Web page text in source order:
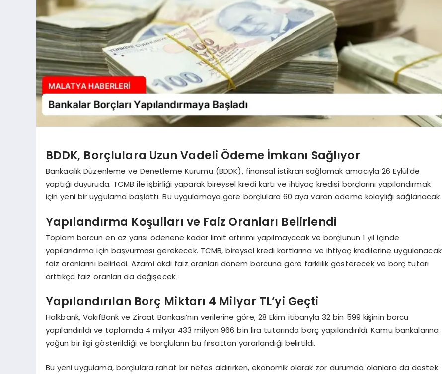
BDDK, Borçlulara Uzun Vadeli Ödeme İmkanı Sağlıyor
Bankacılık Düzenleme ve Denetleme Kurumu (BDDK), finansal istikrarı sağlamak amacıyla 26 Eylül’de
yaptığı duyuruda, TCMB ile işbirliği yaparak bireysel kredi kartı ve ihtiyaç kredisi borçlarını yapılandırmak
için yeni bir uygulama başlattı. Bu uygulamaya göre borçlulara 60 aya varan ödeme kolaylığı sağlanacak.
Yapılandırma Koşulları ve Faiz Oranları Belirlendi
Toplam borcun en az yarısı ödenene kadar limit artırımı yapılmayacak ve borçlunun 1 yıl içinde
yapılandırma için başvurması gerekecek. TCMB, bireysel kredi kartlarına ve ihtiyaç kredilerine uygulanacak
faiz oranlarını belirledi. Azami akdi faiz oranları dönem borcuna göre farklılık gösterecek ve borç tutarı
arttıkça faiz oranları da değişecek.
Yapılandırılan Borç Miktarı 4 Milyar TL’yi Geçti
Halkbank, VakıfBank ve Ziraat Bankası’nın verilerine göre, 28 Ekim itibarıyla 32 bin 599 kişinin borcu
yapılandırıldı ve toplamda 4 milyar 433 milyon 966 bin lira tutarında borç yapılandırıldı. Kamu bankalarına
yoğun bir ilgi gösterildiği ve borçluların bu fırsattan yararlandığı belirtildi.
Bu yeni uygulama, borçlulara rahat bir nefes aldırırken, ekonomik olarak zor durumda olanlara da destek